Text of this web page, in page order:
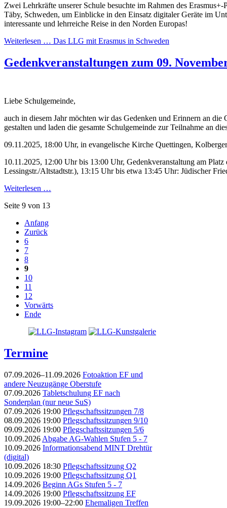
Zwei Lehrkräfte unserer Schule besuchte im Rahmen des Erasmus+-
Täby, Schweden, um Einblicke in den Einsatz digitaler Geräte im
interessante und lehrreiche Reise in den Norden Europas!
Weiterlesen … Das LLG mit Erasmus in Schweden
Gedenkveranstaltungen zum 09.
Liebe Schulgemeinde,
auch in diesem Jahr möchten wir das Gedenken und Erinnern an die
gestalten und laden die gesamte Schulgemeinde zur Teilnahme an
09.11.2025, 18:00 Uhr, in evangelische Kirche Quettingen,
10.11.2025, 12:00 Uhr bis 13:00 Uhr, Gedenkveranstaltung am Platz
Lessingstr./Altstadtstr.), 13:15 Uhr bis etwa 13:45 Uhr: Jüdischer
Weiterlesen …
Seite 9 von 13
Anfang
Zurück
6
7
8
9
10
11
12
Vorwärts
Ende
Termine
07.09.2026–11.09.2026 Fotoaktion EF und
andere Neuzugänge Oberstufe
07.09.2026 Tabletschulung EF nach
Sonderplan (nur neue SuS)
07.09.2026 19:00 Pflegschaftssitzungen 7/8
08.09.2026 19:00 Pflegschaftssitzungen 9/10
09.09.2026 19:00 Pflegschaftssitzungen 5/6
10.09.2026 Abgabe AG-Wahlen Stufen 5 - 7
10.09.2026 Informationsabend MINT Drehtür
(digital)
10.09.2026 18:30 Pflegschaftssitzung Q2
10.09.2026 19:00 Pflegschaftssitzung Q1
14.09.2026 Beginn AGs Stufen 5 - 7
14.09.2026 19:00 Pflegschaftssitzung EF
19.09.2026 19:00–22:00 Ehemaligen Treffen